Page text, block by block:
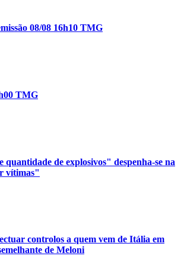
08/08 16h10 TMG
TMG
de explosivos" despenha-se na
vítimas"
controlos a quem vem de Itália em
de Meloni